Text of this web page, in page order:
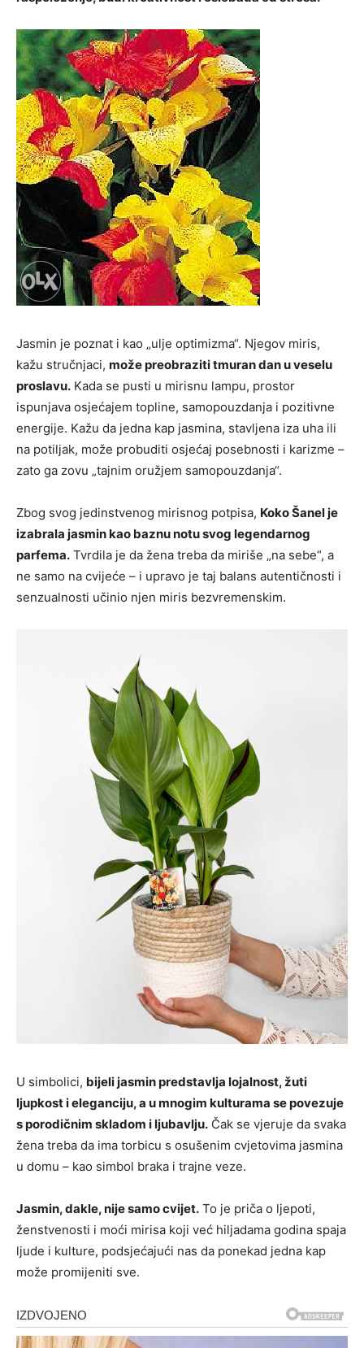
Jasmin je poznat i kao „ulje optimizma“. Njegov miris,
kažu stručnjaci, može preobraziti tmuran dan u veselu
proslavu. Kada se pusti u mirisnu lampu, prostor
ispunjava osjećajem topline, samopouzdanja i pozitivne
energije. Kažu da jedna kap jasmina, stavljena iza uha ili
na potiljak, može probuditi osjećaj posebnosti i karizme –
zato ga zovu „tajnim oružjem samopouzdanja“.
Zbog svog jedinstvenog mirisnog potpisa, Koko Šanel je
izabrala jasmin kao baznu notu svog legendarnog
parfema. Tvrdila je da žena treba da miriše „na sebe“, a
ne samo na cvijeće – i upravo je taj balans autentičnosti i
senzualnosti učinio njen miris bezvremenskim.
U simbolici, bijeli jasmin predstavlja lojalnost, žuti
ljupkost i eleganciju, a u mnogim kulturama se povezuje
s porodičnim skladom i ljubavlju. Čak se vjeruje da svaka
žena treba da ima torbicu s osušenim cvjetovima jasmina
u domu – kao simbol braka i trajne veze.
Jasmin, dakle, nije samo cvijet. To je priča o ljepoti,
ženstvenosti i moći mirisa koji već hiljadama godina spaja
ljude i kulture, podsjećajući nas da ponekad jedna kap
može promijeniti sve.